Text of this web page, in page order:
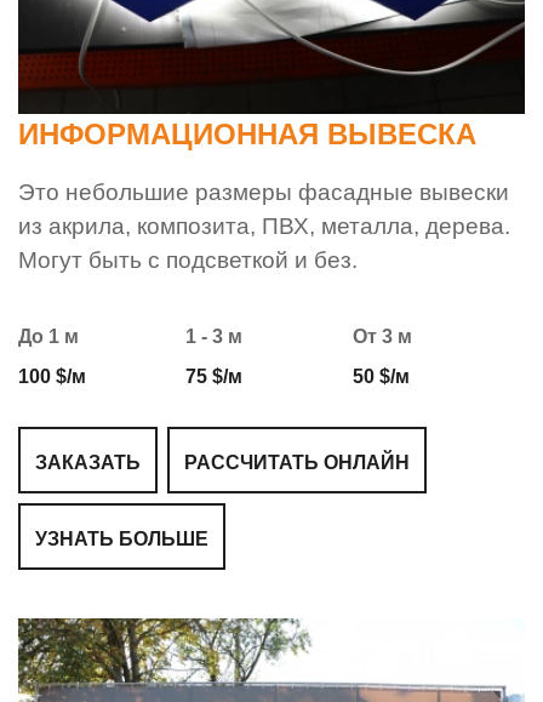
ИНФОРМАЦИОННАЯ ВЫВЕСКА
Это небольшие размеры фасадные вывески
из акрила, композита, ПВХ, металла, дерева.
Могут быть с подсветкой и без.
До 1 м
100 $/м
1 - 3 м
75 $/м
От 3 м
50 $/м
ЗАКАЗАТЬ РАССЧИТАТЬ ОНЛАЙН
УЗНАТЬ БОЛЬШЕ